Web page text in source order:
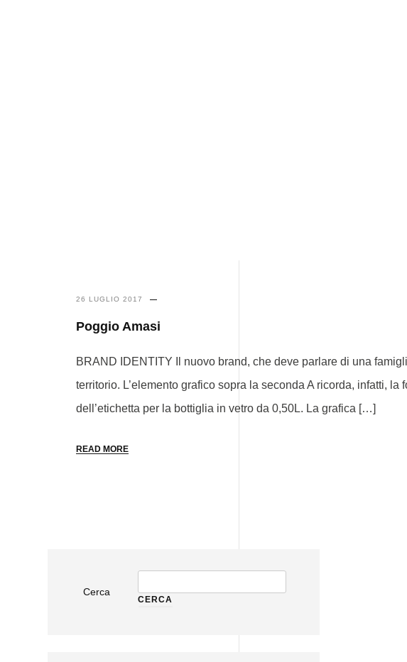
26 LUGLIO 2017
Poggio Amasi
BRAND IDENTITY Il nuovo brand, che deve parlare di una
territorio. L’elemento grafico sopra la seconda A ricorda, infatti,
dell’etichetta per la bottiglia in vetro da 0,50L. La grafica […]
READ MORE
Cerca
CERCA